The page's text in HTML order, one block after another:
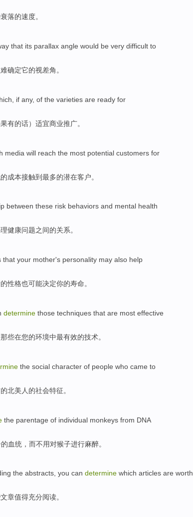
衰落的速度。
that its parallax angle would be very difficult to
确定它的视差角 。
if any, of the varieties are ready for
有的话） 适宜商业推广。
media will reach the most potential customers for
的成本接触到最多的潜在客户。
between these risk behaviors and mental health
健康问题之间的关系。
that your mother's personality may also help
的性格也可能决定你的寿命。
determine those techniques that are most effective
那些在您的环境中最有效的技术。
the social character of people who came to
的北美 人 的社会特征。
the parentage of individual monkeys from DNA
的血统 ， 而不用对猴子进行麻醉。
the abstracts, you can determine which articles are worth
文章值得充分阅读。